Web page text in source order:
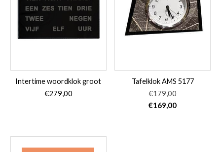
Intertime woordklok groot
€279,00
Tafelklok AMS 5177
€179,00
Oorspronkelijke
€169,00Huidige